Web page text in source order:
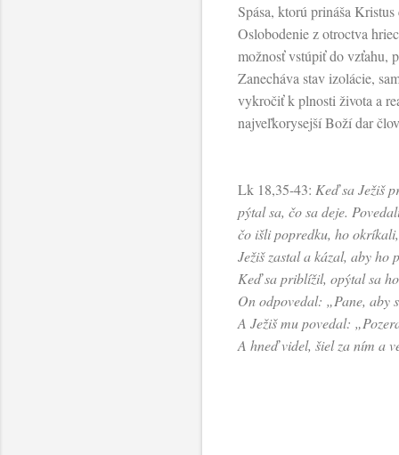
Spása, ktorú prináša
Oslobodenie z otroctva
možnosť vstúpiť do vzťahu,
Zanecháva stav izolácie,
vykročiť k plnosti života a
najveľkorysejší Boží dar
Lk 18,35-43: Keď sa Ježiš
pýtal sa, čo sa deje.
čo išli popredku, ho
Ježiš zastal a kázal, aby ho
Keď sa priblížil, opýtal sa
On odpovedal: „Pane, aby
A Ježiš mu povedal:
A hneď videl, šiel za ním a